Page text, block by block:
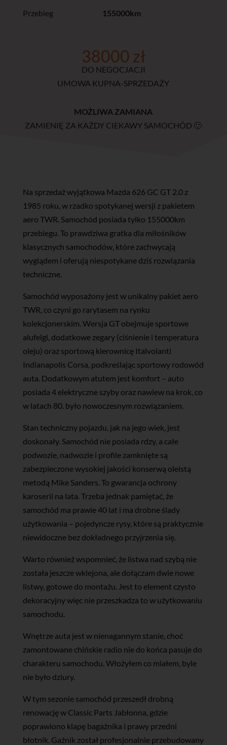
Przebieg
155000km
38000 zł
DO NEGOCJACJI
UMOWA KUPNA-SPRZEDAŻY
MOŻLIWA ZAMIANA
ZAMIENIĘ ZA KAŻDY CIEKAWY SAMOCHÓD 🙂
Na sprzedaż wyjątkowa Mazda 626 GC GT 2.0 z
1985 roku, w rzadko spotykanej wersji z pakietem
aero TWR. Samochód posiada tylko 155000km
przebiegu. To prawdziwa gratka dla miłośników
klasycznych samochodów, które zachwycają
wyglądem i oferują niespotykane dziś rozwiązania
techniczne.
Samochód wyposażony jest w unikalny pakiet aero
TWR, co czyni go rarytasem na rynku
kolekcjonerskim. Wersja GT obejmuje sportowe
alufelgi, dodatkowe zegary (ciśnienie i temperatura
oleju) oraz sportową kierownicę Italvolanti
Indianapolis Corsa, podkreślając sportowy rodowód
auta. Dodatkowym atutem jest komfort – auto
posiada 4 elektryczne szyby oraz nawiew na krok, co
w latach 80. było nowoczesnym rozwiązaniem.
Stan techniczny pojazdu, jak na jego wiek, jest
doskonały. Samochód nie posiada rdzy, a całe
podwozie, nadwozie i profile zamknięte są
zabezpieczone wysokiej jakości konserwą oleistą
metodą Mike Sanders. To gwarancja ochrony
karoserii na lata. Trzeba jednak pamiętać, że
samochód ma prawie 40 lat i ma drobne ślady
użytkowania – pojedyncze rysy, które są praktycznie
niewidoczne bez dokładnego przyjrzenia się.
Warto również wspomnieć, że listwa nad szybą nie
została jeszcze wklejona, ale dołączam dwie nowe
listwy, gotowe do montażu. Jest to element czysto
dekoracyjny więc nie przeszkadza to w użytkowaniu
samochodu.
Wnętrze auta jest w nienagannym stanie, choć
zamontowane chińskie radio nie do końca pasuje do
charakteru samochodu. Włożyłem co miałem, byle
nie było dziury.
W tym sezonie samochód przeszedł drobną
renowację w Classic Parts Jabłonna, gdzie
poprawiono klapę bagażnika i prawy przedni
błotnik. Gaźnik został profesjonalnie przebudowany